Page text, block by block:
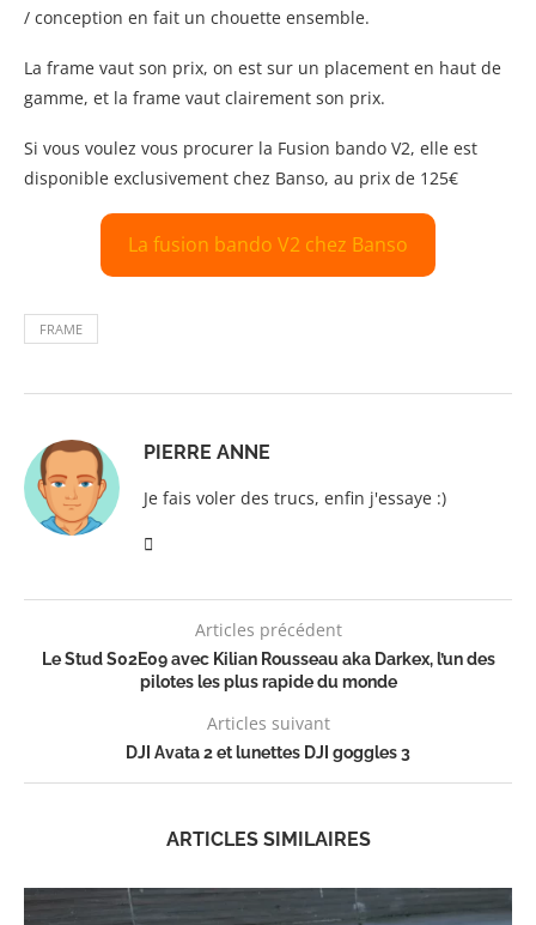
/ conception en fait un chouette ensemble.
La frame vaut son prix, on est sur un placement en haut de
gamme, et la frame vaut clairement son prix.
Si vous voulez vous procurer la Fusion bando V2, elle est
disponible exclusivement chez Banso, au prix de 125€
La fusion bando V2 chez Banso
FRAME
PIERRE ANNE
Je fais voler des trucs, enfin j'essaye :)
Articles précédent
Le Stud S02E09 avec Kilian Rousseau aka Darkex, l’un des
pilotes les plus rapide du monde
Articles suivant
DJI Avata 2 et lunettes DJI goggles 3
ARTICLES SIMILAIRES